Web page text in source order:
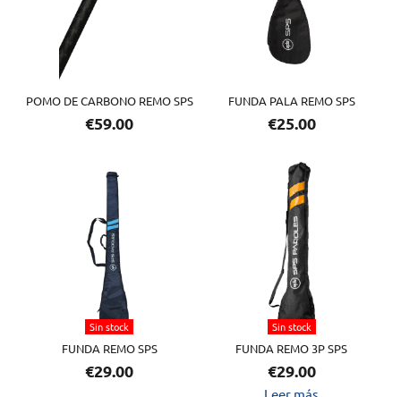
POMO DE CARBONO REMO SPS
€59.00
FUNDA PALA REMO SPS
€25.00
Sin stock
FUNDA REMO SPS
€29.00
Este
producto
tiene
múltiples
variantes.
Las
opciones
se
pueden
elegir
Sin stock
FUNDA REMO 3P SPS
€29.00